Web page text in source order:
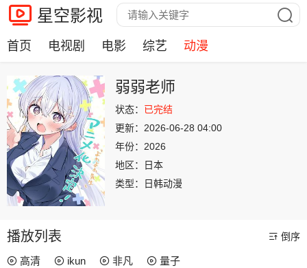
星空影视
首页 电视剧 电影 综艺 动漫
弱弱老师
状态： 已完结
更新： 2026-06-28 04:00
年份： 2026
地区：
日本
类型：
日韩动漫
播放列表 倒序
高清 ikun 非凡 量子